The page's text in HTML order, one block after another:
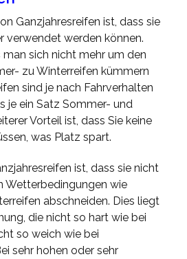
Ganzjahresreifen ist, dass sie
verwendet werden können.
man sich nicht mehr um den
zu Winterreifen kümmern
sind je nach Fahrverhalten
je ein Satz Sommer- und
Vorteil ist, dass Sie keine
was Platz spart.
ist, dass sie nicht
Wetterbedingungen wie
abschneiden. Dies liegt
die nicht so hart wie bei
so weich wie bei
sehr hohen oder sehr